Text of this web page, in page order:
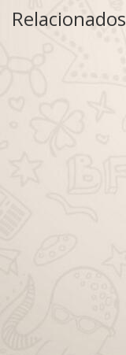
Relacionados